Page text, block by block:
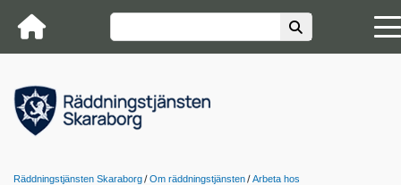
Räddningstjänsten Skaraborg Om räddningstjänsten
Arbeta hos